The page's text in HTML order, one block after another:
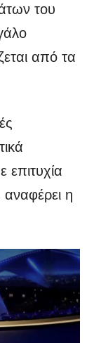
του
από τα
επιτυχία
η